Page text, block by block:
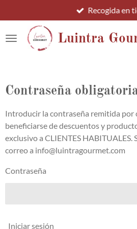
al
contenido
principal
Luintra
Recogida en
Contraseña
Introducir la contraseña remitida por
beneficiarse de descuentos y
exclusivo a CLIENTES HABITUALES.
correo a info@luintragourmet.com
Contraseña
Iniciar sesión